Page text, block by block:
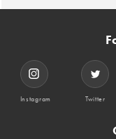
Instagram Twitter